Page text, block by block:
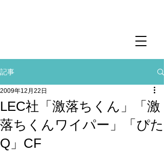
記事
LEC社「激落ちくん」「激
落ちくんワイパー」「ぴた
Q」CF
2009年12月22日